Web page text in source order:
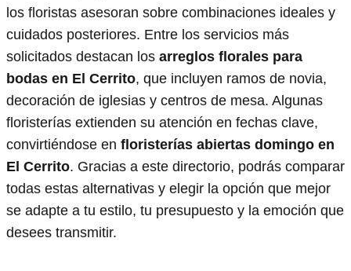
los floristas asesoran sobre combinaciones ideales y
cuidados posteriores. Entre los servicios más
solicitados destacan los arreglos florales para
bodas en El Cerrito, que incluyen ramos de novia,
decoración de iglesias y centros de mesa. Algunas
floristerías extienden su atención en fechas clave,
convirtiéndose en floristerías abiertas domingo en
El Cerrito. Gracias a este directorio, podrás comparar
todas estas alternativas y elegir la opción que mejor
se adapte a tu estilo, tu presupuesto y la emoción que
desees transmitir.